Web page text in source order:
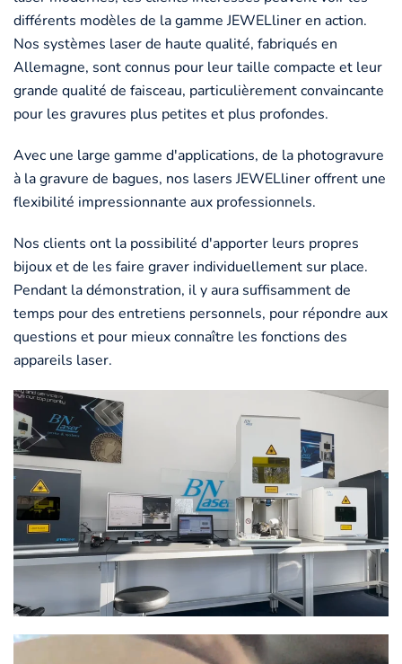
différents modèles de la gamme JEWELliner en action.
Nos systèmes laser de haute qualité, fabriqués en
Allemagne, sont connus pour leur taille compacte et leur
grande qualité de faisceau, particulièrement convaincante
pour les gravures plus petites et plus profondes.
Avec une large gamme d'applications, de la photogravure
à la gravure de bagues, nos lasers JEWELliner offrent une
flexibilité impressionnante aux professionnels.
Nos clients ont la possibilité d'apporter leurs propres
bijoux et de les faire graver individuellement sur place.
Pendant la démonstration, il y aura suffisamment de
temps pour des entretiens personnels, pour répondre aux
questions et pour mieux connaître les fonctions des
appareils laser.